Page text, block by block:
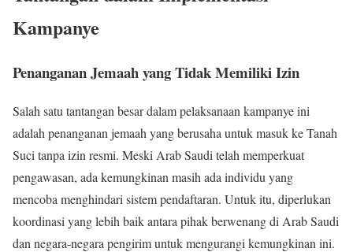
Kampanye
Penanganan Jemaah yang Tidak Memiliki Izin
Salah satu tantangan besar dalam pelaksanaan kampanye ini
adalah penanganan jemaah yang berusaha untuk masuk ke Tanah
Suci tanpa izin resmi. Meski Arab Saudi telah memperkuat
pengawasan, ada kemungkinan masih ada individu yang
mencoba menghindari sistem pendaftaran. Untuk itu, diperlukan
koordinasi yang lebih baik antara pihak berwenang di Arab Saudi
dan negara-negara pengirim untuk mengurangi kemungkinan ini.